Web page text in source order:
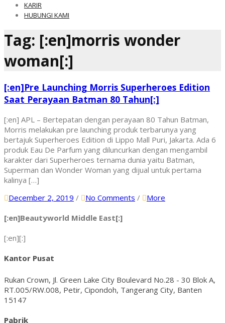
KARIR
HUBUNGI KAMI
Tag: [:en]morris wonder
woman[:]
[:en]Pre Launching Morris Superheroes Edition
Saat Perayaan Batman 80 Tahun[:]
[:en] APL – Bertepatan dengan perayaan 80 Tahun Batman,
Morris melakukan pre launching produk terbarunya yang
bertajuk Superheroes Edition di Lippo Mall Puri, Jakarta. Ada 6
produk Eau De Parfum yang diluncurkan dengan mengambil
karakter dari Superheroes ternama dunia yaitu Batman,
Superman dan Wonder Woman yang dijual untuk pertama
kalinya […]
December 2, 2019 / No Comments /
More
[:en]Beautyworld Middle East[:]
[:en][:]
Kantor Pusat
Rukan Crown, Jl. Green Lake City Boulevard No.28 - 30 Blok A,
RT.005/RW.008, Petir, Cipondoh, Tangerang City, Banten
15147
Pabrik